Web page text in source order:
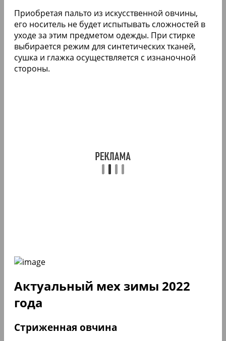
Приобретая пальто из искусственной овчины,
его носитель не будет испытывать сложностей в
уходе за этим предметом одежды. При стирке
выбирается режим для синтетических тканей,
сушка и глажка осуществляется с изнаночной
стороны.
Актуальный мех зимы 2022
года
Стриженная овчина